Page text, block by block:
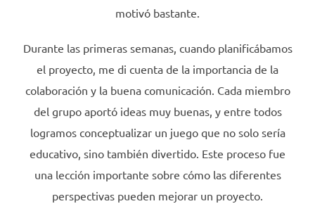
motivó bastante.
Durante las primeras semanas, cuando planificábamos
el proyecto, me di cuenta de la importancia de la
colaboración y la buena comunicación. Cada miembro
del grupo aportó ideas muy buenas, y entre todos
logramos conceptualizar un juego que no solo sería
educativo, sino también divertido. Este proceso fue
una lección importante sobre cómo las diferentes
perspectivas pueden mejorar un proyecto.